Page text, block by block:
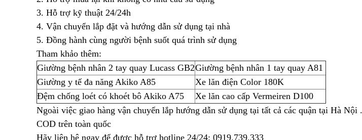
3. Hỗ trợ kỹ thuật 24/24h
4. Vận chuyển lắp đặt và hướng dẫn sử dụng tại nhà
5. Đồng hành cùng người bệnh suốt quá trình sử dụng
Tham khảo thêm:
Giường bệnh nhân 2 tay quay Lucass GB2Giường bệnh nhân 1 tay quay A81
Giường y tế đa năng Akiko A85
Xe lăn điện Color 180K
Đệm chống loét có khoét bô Akiko A75
Xe lăn cao cấp Vermeiren D100
Ngoài việc giao hàng vận chuyển lắp hướng dẫn sử dụng tại tất cả các quận tại Hà
COD trên toàn quốc
Hãy liên hệ ngay để được hỗ trợ hotline 24/24: 0919.739.333